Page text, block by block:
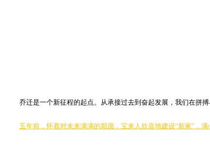
乔迁是一个新征程的起点。从承接过去到奋起发展，我们在拼搏
五年前，怀着对未来满满的期愿，宝来人欣喜地建设“新家”，